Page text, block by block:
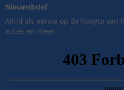
Nieuwsbrief
Altijd als eerste op de hoogte van
acties en meer.